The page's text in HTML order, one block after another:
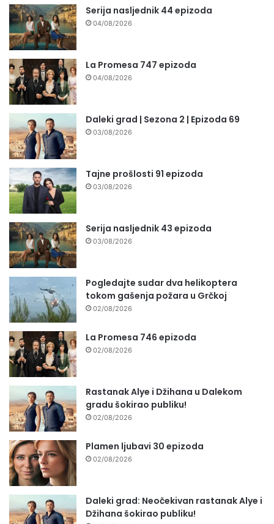
Serija nasljednik 44 epizoda
04/08/2026
La Promesa 747 epizoda
04/08/2026
Daleki grad | Sezona 2 | Epizoda 69
03/08/2026
Tajne prošlosti 91 epizoda
03/08/2026
Serija nasljednik 43 epizoda
03/08/2026
Pogledajte sudar dva helikoptera
tokom gašenja požara u Grčkoj
02/08/2026
La Promesa 746 epizoda
02/08/2026
Rastanak Alye i Džihana u Dalekom
gradu šokirao publiku!
02/08/2026
Plamen ljubavi 30 epizoda
02/08/2026
Daleki grad: Neočekivan rastanak Alye i
Džihana šokirao publiku!